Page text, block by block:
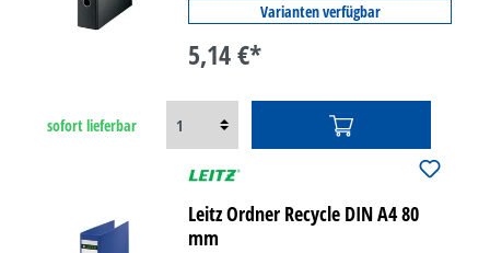
Varianten verfügbar
5,14 €*
sofort lieferbar
Leitz Ordner Recycle DIN A4 80
mm